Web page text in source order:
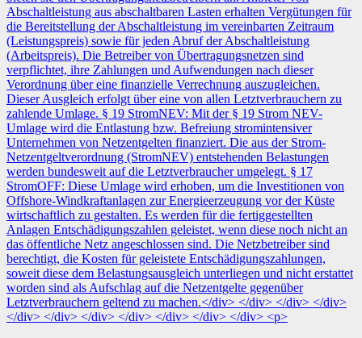
Abschaltleistung aus abschaltbaren Lasten erhalten Vergütungen für
die Bereitstellung der Abschaltleistung im vereinbarten Zeitraum
(Leistungspreis) sowie für jeden Abruf der Abschaltleistung
(Arbeitspreis). Die Betreiber von Übertragungsnetzen sind
verpflichtet, ihre Zahlungen und Aufwendungen nach dieser
Verordnung über eine finanzielle Verrechnung auszugleichen.
Dieser Ausgleich erfolgt über eine von allen Letztverbrauchern zu
zahlende Umlage. § 19 StromNEV: Mit der § 19 Strom NEV-
Umlage wird die Entlastung bzw. Befreiung stromintensiver
Unternehmen von Netzentgelten finanziert. Die aus der Strom-
Netzentgeltverordnung (StromNEV) entstehenden Belastungen
werden bundesweit auf die Letztverbraucher umgelegt. § 17
StromOFF: Diese Umlage wird erhoben, um die Investitionen von
Offshore-Windkraftanlagen zur Energieerzeugung vor der Küste
wirtschaftlich zu gestalten. Es werden für die fertiggestellten
Anlagen Entschädigungszahlen geleistet, wenn diese noch nicht an
das öffentliche Netz angeschlossen sind. Die Netzbetreiber sind
berechtigt, die Kosten für geleistete Entschädigungszahlungen,
soweit diese dem Belastungsausgleich unterliegen und nicht erstattet
worden sind als Aufschlag auf die Netzentgelte gegenüber
Letztverbrauchern geltend zu machen.</div> </div> </div> </div>
</div> </div> </div> </div> </div> </div> </div> <p>